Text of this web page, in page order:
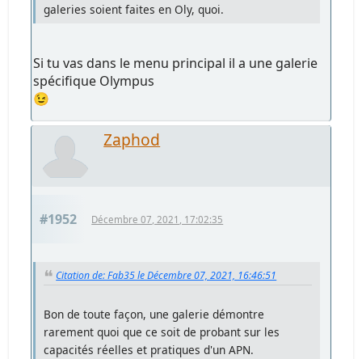
galeries soient faites en Oly, quoi.
Si tu vas dans le menu principal il a une galerie
spécifique Olympus
😉
Zaphod
#1952 Décembre 07, 2021, 17:02:35
Citation de: Fab35 le Décembre 07, 2021, 16:46:51
Bon de toute façon, une galerie démontre
rarement quoi que ce soit de probant sur les
capacités réelles et pratiques d'un APN.